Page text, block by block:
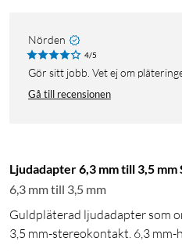
Nörden
4/5
Gör sitt jobb. Vet ej om
Gå till recensionen
Ljudadapter 6,3 mm till 3,5 mm
6,3 mm till 3,5 mm
Guldpläterad ljudadapter som
3,5 mm-stereokontakt. 6,3 mm-